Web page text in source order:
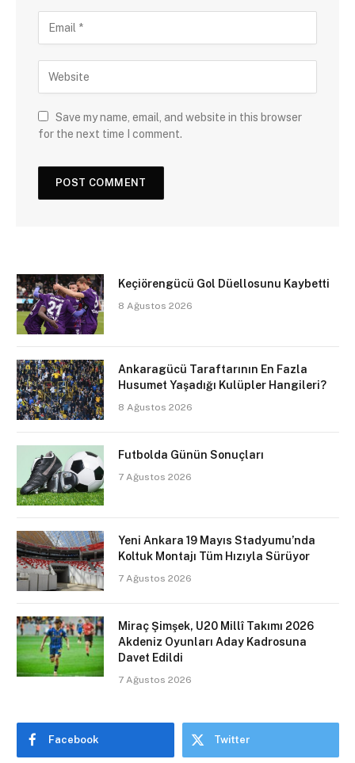
Save my name, email, and website in this browser
for the next time I comment.
Keçiörengücü Gol Düellosunu Kaybetti
8 Ağustos 2026
Ankaragücü Taraftarının En Fazla
Husumet Yaşadığı Kulüpler Hangileri?
8 Ağustos 2026
Futbolda Günün Sonuçları
7 Ağustos 2026
Yeni Ankara 19 Mayıs Stadyumu’nda
Koltuk Montajı Tüm Hızıyla Sürüyor
7 Ağustos 2026
Miraç Şimşek, U20 Millî Takımı 2026
Akdeniz Oyunları Aday Kadrosuna
Davet Edildi
7 Ağustos 2026
Facebook Twitter